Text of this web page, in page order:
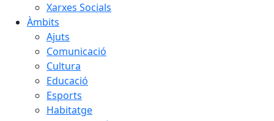
Xarxes Socials
Àmbits
Ajuts
Comunicació
Cultura
Educació
Esports
Habitatge